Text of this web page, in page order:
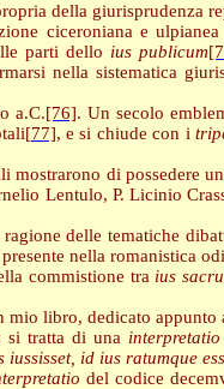
della giurisprudenza
ciceroniana e
parti dello ius publicum
nella sistematica
a.C.[76]. Un secolo
[77], e si chiude con i
di possedere
Lentulo, P. Licinio
delle tematiche
presente nella romanistica
commistione tra ius
mio libro, dedicato
si tratta di una
id ius ratumque
del codice